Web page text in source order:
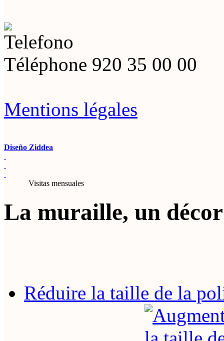
Téléphone 920 35 00 00
Mentions légales
Diseño Ziddea
Visitas mensuales
La muraille, un
Réduire la taille de la